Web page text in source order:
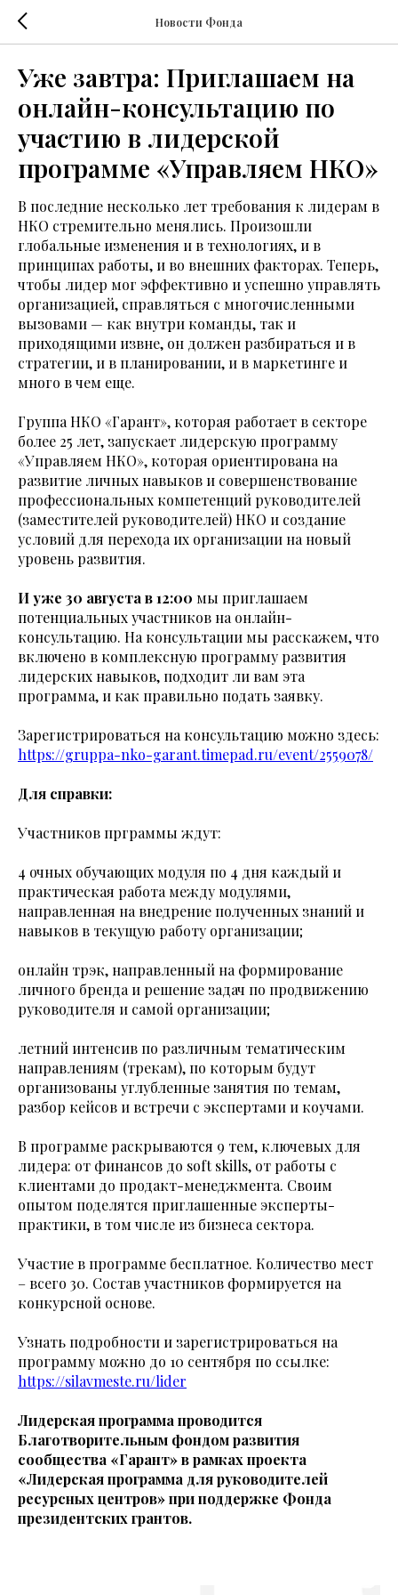
Новости Фонда
Уже завтра: Приглашаем на
онлайн-консультацию по
участию в лидерской
программе «Управляем НКО»
В последние несколько лет требования к лидерам в
НКО стремительно менялись. Произошли
глобальные изменения и в технологиях, и в
принципах работы, и во внешних факторах. Теперь,
чтобы лидер мог эффективно и успешно управлять
организацией, справляться с многочисленными
вызовами — как внутри команды, так и
приходящими извне, он должен разбираться и в
стратегии, и в планировании, и в маркетинге и
много в чем еще.
Группа НКО «Гарант», которая работает в секторе
более 25 лет, запускает лидерскую программу
«Управляем НКО», которая ориентирована на
развитие личных навыков и совершенствование
профессиональных компетенций руководителей
(заместителей руководителей) НКО и создание
условий для перехода их организации на новый
уровень развития.
И уже 30 августа в 12:00 мы приглашаем
потенциальных участников на онлайн-
консультацию. На консультации мы расскажем, что
включено в комплексную программу развития
лидерских навыков, подходит ли вам эта
программа, и как правильно подать заявку.
Зарегистрироваться на консультацию можно здесь:
https://gruppa-nko-garant.timepad.ru/event/2559078/
Для справки:
Участников прграммы ждут:
4 очных обучающих модуля по 4 дня каждый и
практическая работа между модулями,
направленная на внедрение полученных знаний и
навыков в текущую работу организации;
онлайн трэк, направленный на формирование
личного бренда и решение задач по продвижению
руководителя и самой организации;
летний интенсив по различным тематическим
направлениям (трекам), по которым будут
организованы углубленные занятия по темам,
разбор кейсов и встречи с экспертами и коучами.
В программе раскрываются 9 тем, ключевых для
лидера: от финансов до soft skills, от работы с
клиентами до продакт-менеджмента. Своим
опытом поделятся приглашенные эксперты-
практики, в том числе из бизнеса сектора.
Участие в программе бесплатное. Количество мест
– всего 30. Состав участников формируется на
конкурсной основе.
Узнать подробности и зарегистрироваться на
программу можно до 10 сентября по ссылке:
https://silavmeste.ru/lider
Лидерская программа проводится
Благотворительным фондом развития
сообщества «Гарант» в рамках проекта
«Лидерская программа для руководителей
ресурсных центров» при поддержке Фонда
президентских грантов.